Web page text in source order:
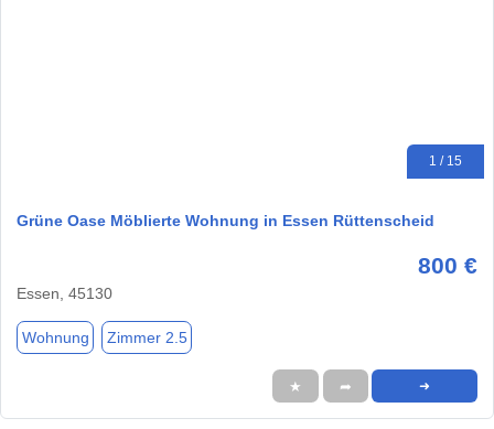
1 / 15
Grüne Oase Möblierte Wohnung in Essen Rüttenscheid
800 €
Essen, 45130
Wohnung Zimmer 2.5
★ ➦ ➜